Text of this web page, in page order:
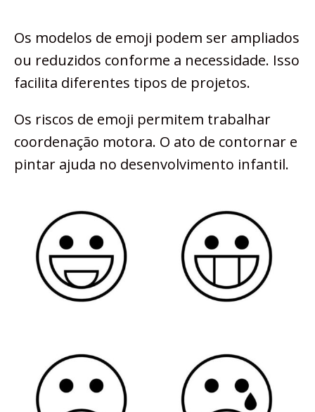
Os modelos de emoji podem ser ampliados
ou reduzidos conforme a necessidade. Isso
facilita diferentes tipos de projetos.
Os riscos de emoji permitem trabalhar
coordenação motora. O ato de contornar e
pintar ajuda no desenvolvimento infantil.